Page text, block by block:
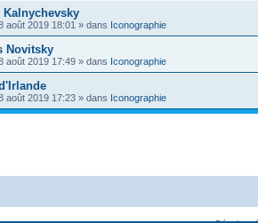
août 2019 18:01 » dans Iconographie
Novitsky
août 2019 17:49 » dans Iconographie
août 2019 17:23 » dans Iconographie